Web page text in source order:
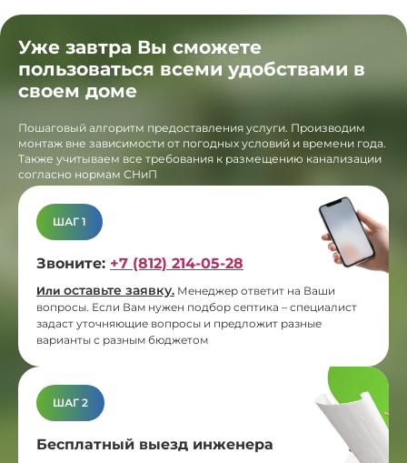
Уже завтра Вы сможете
пользоваться всеми удобствами в
своем доме
Пошаговый алгоритм предоставления услуги. Производим
монтаж вне зависимости от погодных условий и времени года.
Также учитываем все требования к размещению канализации
согласно нормам СНиП
ШАГ 1
Звоните: +7 (812) 214-05-28
Или оставьте заявку. Менеджер ответит на Ваши
вопросы. Если Вам нужен подбор септика – специалист
задаст уточняющие вопросы и предложит разные
варианты с разным бюджетом
ШАГ 2
Бесплатный выезд инженера